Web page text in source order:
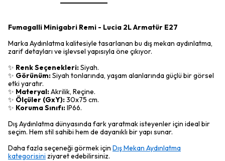
Fumagalli Minigabri Remi - Lucia 2L Armatür E27
Marka Aydınlatma kalitesiyle tasarlanan bu dış mekan aydınlatma,
zarif detayları ve işlevsel yapısıyla öne çıkıyor.
✨ Renk Seçenekleri:Siyah.
✨ Görünüm:Siyah tonlarında, yaşam alanlarında güçlü bir görsel
etki yaratır.
✨ Materyal:Akrilik, Reçine.
✨ Ölçüler (GxY):30x75 cm.
✨ Koruma Sınıfı:IP66.
Dış Aydınlatma dünyasında fark yaratmak isteyenler için ideal bir
seçim. Hem stil sahibi hem de dayanıklı bir yapı sunar.
Daha fazla seçeneği görmek için Dış Mekan Aydınlatma
kategorisini ziyaret edebilirsiniz.